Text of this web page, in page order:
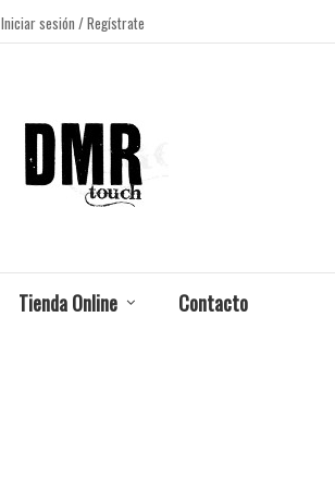
Iniciar sesión/ Regístrate
Tienda Online Contacto